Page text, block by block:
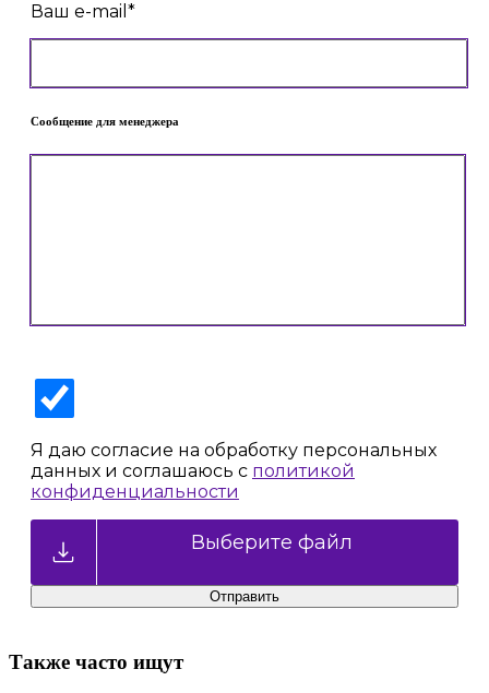
Ваш e-mail*
Сообщение для менеджера
Я даю согласие на обработку персональных
данных и соглашаюсь с политикой
конфиденциальности
Выберите файл
Также часто ищут